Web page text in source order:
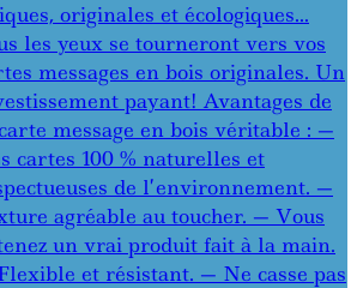
originales et écologiques…
les yeux se tourneront vers vos
messages en bois originales. Un
payant! Avantages de
message en bois véritable : —
cartes 100 % naturelles et
de l’environnement. —
agréable au toucher. — Vous
un vrai produit fait à la main.
et résistant. — Ne casse pas